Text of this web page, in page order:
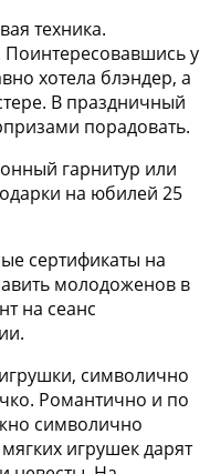
техника.
у
хотела блэндер, а
В праздничный
порадовать.
гарнитур или
на юбилей 25
сертификаты на
молодоженов в
на сеанс
символично
. Романтично и по
символично
игрушек дарят